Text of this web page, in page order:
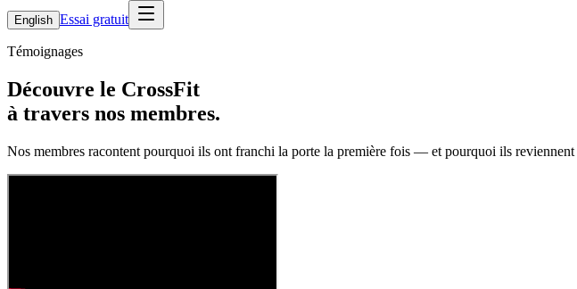
English Essai gratuit
Témoignages
Découvre le CrossFit
à travers nos membres.
Nos membres racontent pourquoi ils ont franchi la porte la première fois — et pourquoi ils